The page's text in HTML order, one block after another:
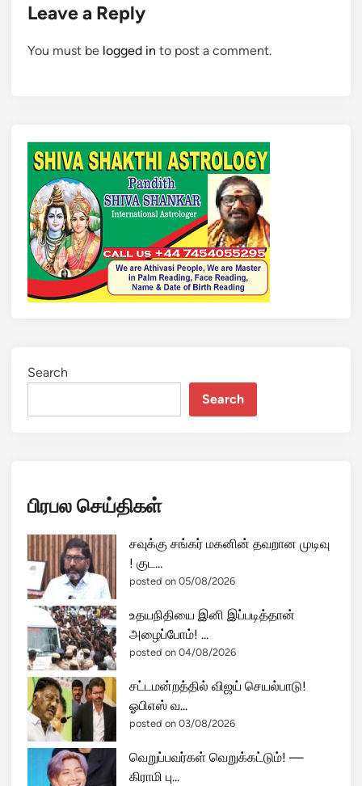
Leave a Reply
You must be logged in to post a comment.
Search
Search
பிரபல செய்திகள்
சவுக்கு சங்கர் மகனின் தவறான முடிவு
! குட...
posted on 05/08/2026
உதயநிதியை இனி இப்படித்தான்
அழைப்போம்! ...
posted on 04/08/2026
சட்டமன்றத்தில் விஜய் செயல்பாடு!
ஓபிஎஸ் வ...
posted on 03/08/2026
வெறுப்பவர்கள் வெறுக்கட்டும்! —
கிராமி பு...